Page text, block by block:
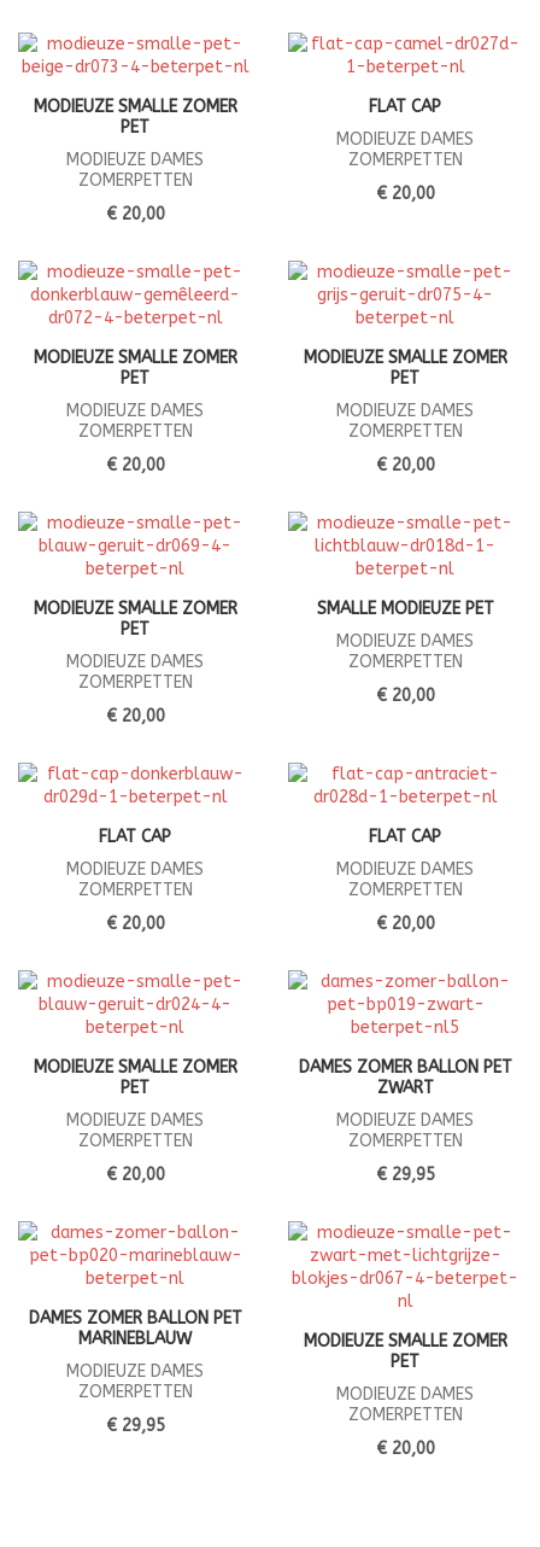
MODIEUZE SMALLE ZOMER
PET
MODIEUZE DAMES
ZOMERPETTEN
€ 20,00
FLAT CAP
MODIEUZE DAMES
ZOMERPETTEN
€ 20,00
MODIEUZE SMALLE ZOMER
PET
MODIEUZE DAMES
ZOMERPETTEN
€ 20,00
MODIEUZE SMALLE ZOMER
PET
MODIEUZE DAMES
ZOMERPETTEN
€ 20,00
MODIEUZE SMALLE ZOMER
PET
MODIEUZE DAMES
ZOMERPETTEN
€ 20,00
SMALLE MODIEUZE PET
MODIEUZE DAMES
ZOMERPETTEN
€ 20,00
FLAT CAP
MODIEUZE DAMES
ZOMERPETTEN
€ 20,00
FLAT CAP
MODIEUZE DAMES
ZOMERPETTEN
€ 20,00
MODIEUZE SMALLE ZOMER
PET
MODIEUZE DAMES
ZOMERPETTEN
€ 20,00
DAMES ZOMER BALLON PET
ZWART
MODIEUZE DAMES
ZOMERPETTEN
€ 29,95
DAMES ZOMER BALLON PET
MARINEBLAUW
MODIEUZE DAMES
ZOMERPETTEN
€ 29,95
MODIEUZE SMALLE ZOMER
PET
MODIEUZE DAMES
ZOMERPETTEN
€ 20,00